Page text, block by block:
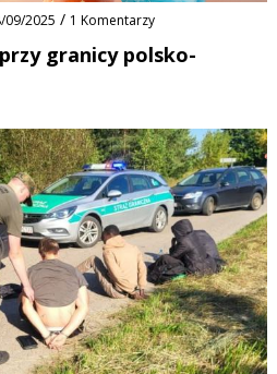
09/2025 / 1 Komentarzy
granicy polsko-